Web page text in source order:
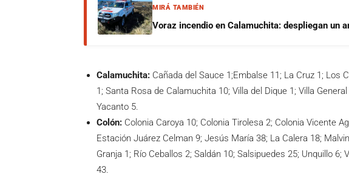
MIRÁ TAMBIÉN
Voraz incendio en Calamuchita: despliegan un
Calamuchita: Cañada del Sauce 1;Embalse 11; La Cruz 1; Los
1; Santa Rosa de Calamuchita 10; Villa del Dique 1; Villa
Yacanto 5.
Colón: Colonia Caroya 10; Colonia Tirolesa 2; Colonia Vicente
Estación Juárez Celman 9; Jesús María 38; La Calera 18;
Granja 1; Río Ceballos 2; Saldán 10; Salsipuedes 25; Unquillo 6;
43.